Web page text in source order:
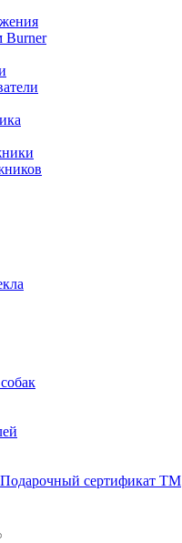
Burner
Подарочный сертификат ТМ